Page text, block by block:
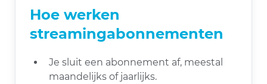
Hoe werken
streamingabonnementen
Je sluit een abonnement af, meestal
maandelijks of jaarlijks.